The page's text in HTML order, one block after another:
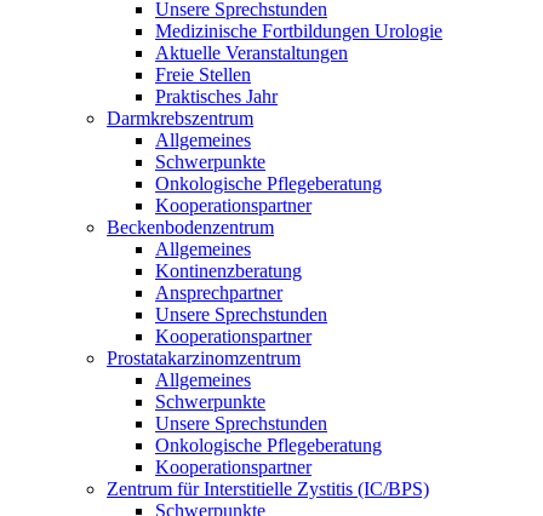
Unsere Sprechstunden
Medizinische Fortbildungen Urologie
Aktuelle Veranstaltungen
Freie Stellen
Praktisches Jahr
Darmkrebszentrum
Allgemeines
Schwerpunkte
Onkologische Pflegeberatung
Kooperationspartner
Beckenbodenzentrum
Allgemeines
Kontinenzberatung
Ansprechpartner
Unsere Sprechstunden
Kooperationspartner
Prostatakarzinomzentrum
Allgemeines
Schwerpunkte
Unsere Sprechstunden
Onkologische Pflegeberatung
Kooperationspartner
Zentrum für Interstitielle Zystitis (IC/BPS)
Schwerpunkte